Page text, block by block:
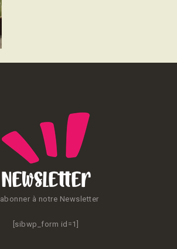
Newsletter
à notre Newsletter
[sibwp_form id=1]